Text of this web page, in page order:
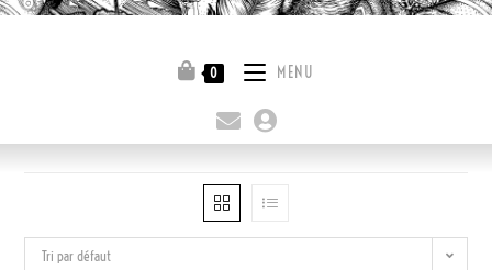
0 MENU
Tri par défaut